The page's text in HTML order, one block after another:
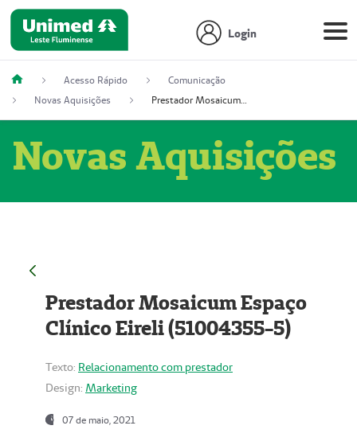
Login
Acesso Rápido
Comunicação
Novas Aquisições
Prestador Mosaicum Espaço Clínico Eireli (51004355-5)
Novas Aquisições
Prestador Mosaicum Espaço
Clínico Eireli (51004355-5)
Texto: Relacionamento com prestador
Design: Marketing
07 de maio, 2021